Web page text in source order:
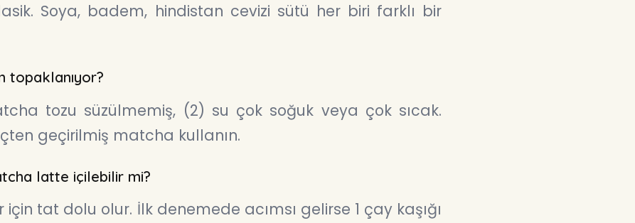
Soya, badem, hindistan cevizi sütü her biri farklı bir
topaklanıyor?
tozu süzülmemiş, (2) su çok soğuk veya çok sıcak.
geçirilmiş matcha kullanın.
latte içilebilir mi?
için tat dolu olur. İlk denemede acımsı gelirse 1 çay kaşığı